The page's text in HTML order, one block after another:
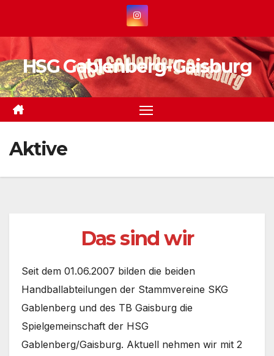
springen
HSG Gablenberg-Gaisburg
Aktive
Das sind wir
Seit dem 01.06.2007 bilden die beiden
Handballabteilungen der Stammvereine SKG
Gablenberg und des TB Gaisburg die
Spielgemeinschaft der HSG
Gablenberg/Gaisburg. Aktuell nehmen wir mit 2